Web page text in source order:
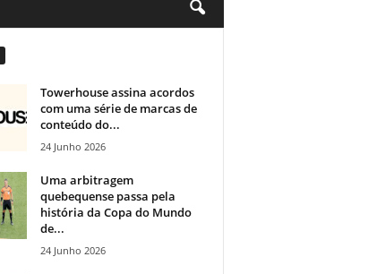
Towerhouse assina acordos
com uma série de marcas de
conteúdo do...
24 Junho 2026
Uma arbitragem
quebequense passa pela
história da Copa do Mundo
de...
24 Junho 2026